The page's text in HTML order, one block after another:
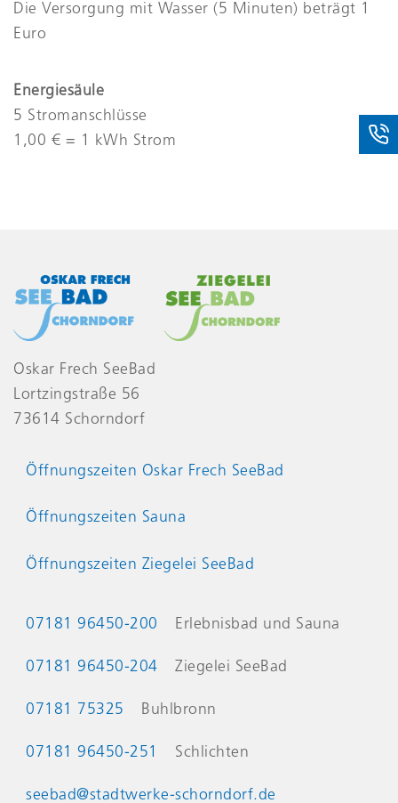
Die Versorgung mit Wasser (5 Minuten) beträgt 1
Euro
Energiesäule
5 Stromanschlüsse
1,00 € = 1 kWh Strom
Oskar Frech SeeBad
Lortzingstraße 56
73614 Schorndorf
Öffnungszeiten Oskar Frech SeeBad
Öffnungszeiten Sauna
Öffnungszeiten Ziegelei SeeBad
Kontaktinformationen
07181 96450-200 Erlebnisbad und Sauna
07181 96450-204 Ziegelei SeeBad
07181 75325 Buhlbronn
07181 96450-251 Schlichten
seebad@stadtwerke-schorndorf.de